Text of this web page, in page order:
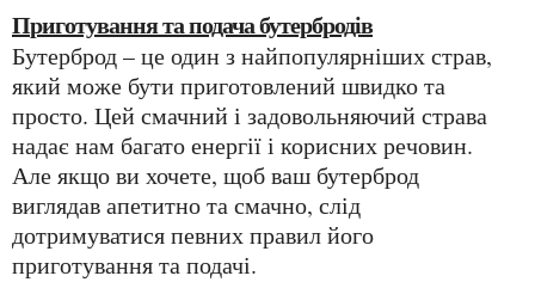
Приготування та подача бутербродів
Бутерброд – це один з найпопулярніших страв,
який може бути приготовлений швидко та
просто. Цей смачний і задовольняючий страва
надає нам багато енергії і корисних речовин.
Але якщо ви хочете, щоб ваш бутерброд
виглядав апетитно та смачно, слід
дотримуватися певних правил його
приготування та подачі.